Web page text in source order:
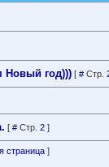
год)))[ #Стр.
[ #Стр. 2]
страница]